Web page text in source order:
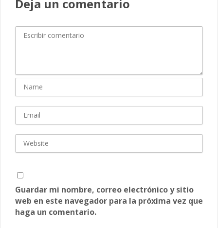
Deja un comentario
Guardar mi nombre, correo electrónico y sitio
web en este navegador para la próxima vez que
haga un comentario.